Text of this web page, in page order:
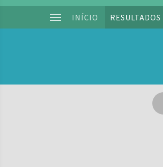
INÍCIO RESULTADOS